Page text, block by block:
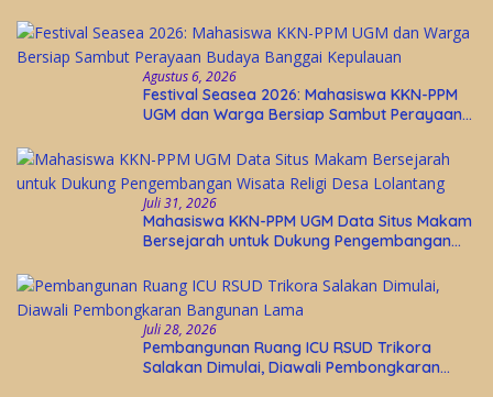
Agustus 6, 2026
Festival Seasea 2026: Mahasiswa KKN-PPM
UGM dan Warga Bersiap Sambut Perayaan
Juli 31, 2026
Mahasiswa KKN-PPM UGM Data Situs Makam
Bersejarah untuk Dukung Pengembangan
Juli 28, 2026
Pembangunan Ruang ICU RSUD Trikora
Salakan Dimulai, Diawali Pembongkaran